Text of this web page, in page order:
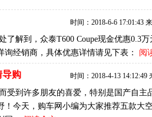
时间：2018-6-6 17:01:43
解到，众泰T600 Coupe现金优惠0.3
经销商，具体优惠详情请见下表：
阅
导购 时间：2018-4-13 14:12:49
受到许多朋友的喜爱，特别是国产自主
今天，购车网小编为大家推荐五款大